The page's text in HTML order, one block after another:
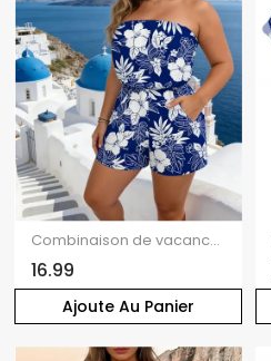
Ajoute Au Panier
Combinaison de vacances à Hawaï, imprimé floral tropical hibiscus et feuilles de monstera, poche, épaules dénudées
16.99